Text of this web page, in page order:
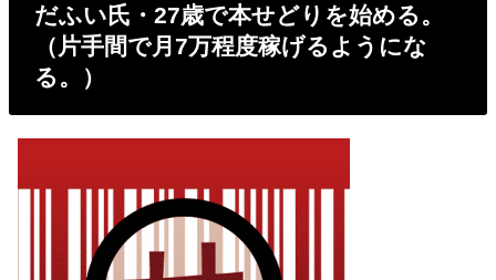
だふい氏・27歳で本せどりを始める。
（片手間で月7万程度稼げるようにな
る。）